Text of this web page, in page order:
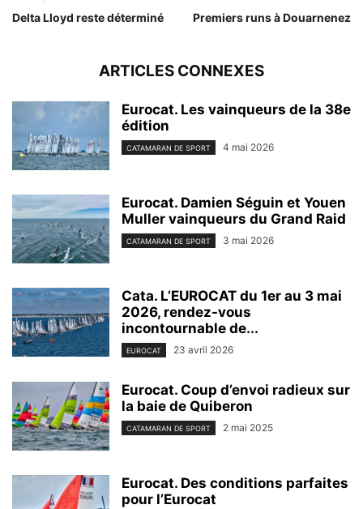
Delta Lloyd reste déterminé Premiers runs à Douarnenez
ARTICLES CONNEXES
Eurocat. Les vainqueurs de la 38e
édition
CATAMARAN DE SPORT 4 mai 2026
Eurocat. Damien Séguin et Youen
Muller vainqueurs du Grand Raid
CATAMARAN DE SPORT 3 mai 2026
Cata. L’EUROCAT du 1er au 3 mai
2026, rendez-vous
incontournable de...
EUROCAT 23 avril 2026
Eurocat. Coup d’envoi radieux sur
la baie de Quiberon
CATAMARAN DE SPORT 2 mai 2025
Eurocat. Des conditions parfaites
pour l’Eurocat